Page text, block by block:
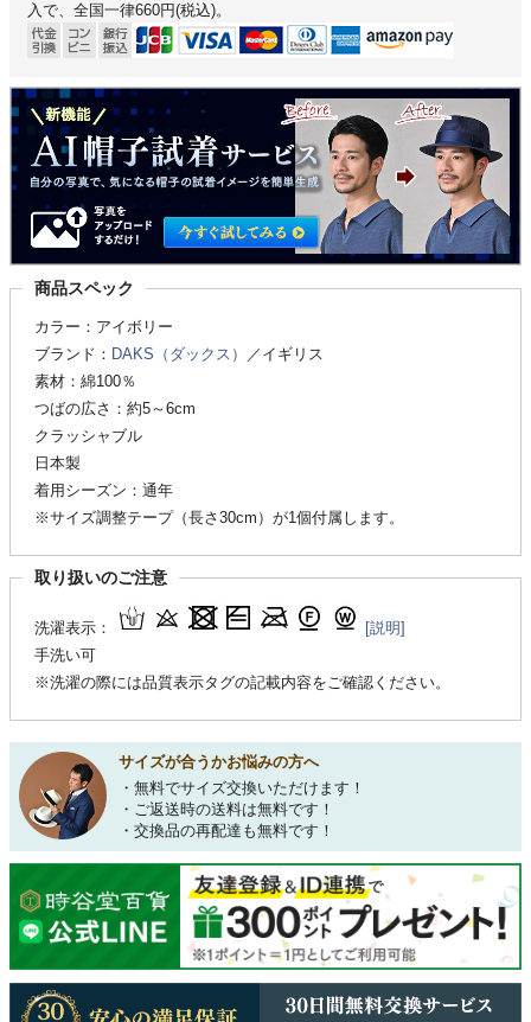
入で、全国一律660円(税込)。
商品スペック
カラー：アイボリー
ブランド： DAKS（ダックス）
／イギリス
素材：綿100％
つばの広さ：約5～6cm
クラッシャブル
日本製
着用シーズン：通年
※サイズ調整テープ（長さ30cm）が1個付属します。
取り扱いのご注意
洗濯表示：
[説明]
手洗い可
※洗濯の際には品質表示タグの記載内容をご確認ください。
サイズが合うかお悩みの方へ
・無料でサイズ交換いただけます！
・ご返送時の送料は無料です！
・交換品の再配達も無料です！